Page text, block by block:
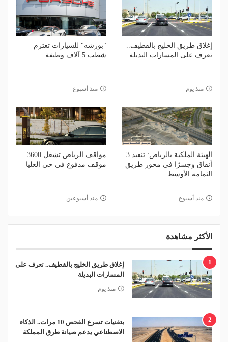
إغلاق طريق الخليج بالقطيف..
تعرف على المسارات البديلة
منذ يوم
"بورشه" للسيارات تعتزم
شطب 5 آلاف وظيفة
منذ أسبوع
الهيئة الملكية بالرياض: تنفيذ 3
أنفاق وجسرًا في محور طريق
الثمامة الأوسط
منذ أسبوع
مواقف الرياض تشغل 3600
موقف مدفوع في حي العليا
منذ أسبوعين
الأكثر مشاهدة
1
إغلاق طريق الخليج بالقطيف.. تعرف على
المسارات البديلة
منذ يوم
2
بتقنيات تسرع الفحص 10 مرات.. الذكاء
الاصطناعي يدعم صيانة طرق المملكة